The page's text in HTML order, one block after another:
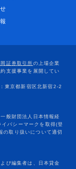
び編集者は、日本貸金